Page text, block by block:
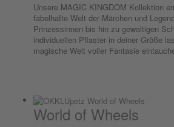
Unsere MAGIC KINGDOM Kollektion
fabelhafte Welt der Märchen und
Prinzessinnen bis hin zu gewaltigen
individuellen Pflaster in deiner Größe
magische Welt voller Fantasie
World of Wheels